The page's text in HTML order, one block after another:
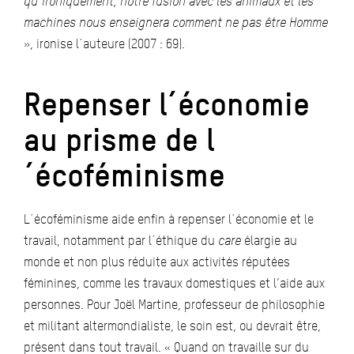
machines nous enseignera comment ne pas être Homme
», ironise l´auteure (2007 : 69).
Repenser l´économie
au prisme de l
´écoféminisme
L´écoféminisme aide enfin à repenser l´économie et le
travail, notamment par l´éthique du care élargie au
monde et non plus réduite aux activités réputées
féminines, comme les travaux domestiques et l’aide aux
personnes. Pour Joël Martine, professeur de philosophie
et militant altermondialiste, le soin est, ou devrait être,
présent dans tout travail. « Quand on travaille sur du